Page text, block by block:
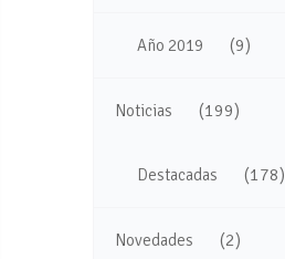
Año 2019 (9)
Noticias (199)
Destacadas (178)
Novedades (2)